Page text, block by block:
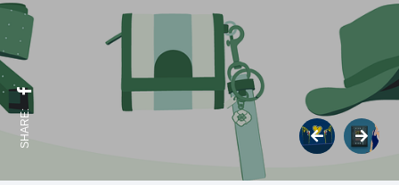
SHARE: